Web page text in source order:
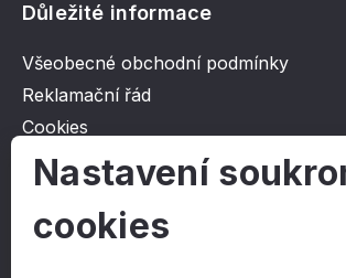
Důležité informace
Všeobecné obchodní podmínky
Reklamační řád
Cookies
Ochrana osobních údajů
O společnosti
Nastavení
cookies